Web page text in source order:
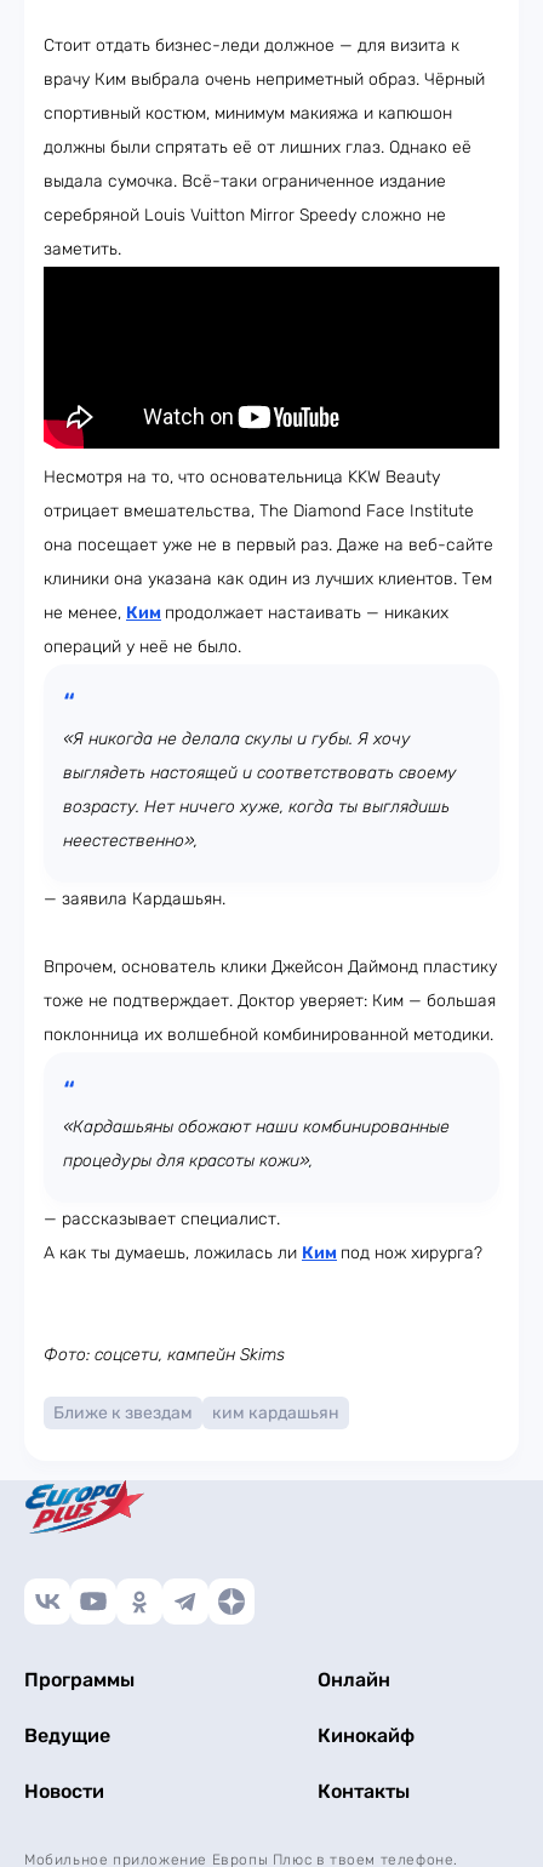
Стоит отдать бизнес-леди должное — для визита к
врачу Ким выбрала очень неприметный образ. Чёрный
спортивный костюм, минимум макияжа и капюшон
должны были спрятать её от лишних глаз. Однако её
выдала сумочка. Всё-таки ограниченное издание
серебряной Louis Vuitton Mirror Speedy сложно не
заметить.
Несмотря на то, что основательница KKW Beauty
отрицает вмешательства, The Diamond Face Institute
она посещает уже не в первый раз. Даже на веб-сайте
клиники она указана как один из лучших клиентов. Тем
не менее, Ким продолжает настаивать — никаких
операций у неё не было.
«Я никогда не делала скулы и губы. Я хочу
выглядеть настоящей и соответствовать своему
возрасту. Нет ничего хуже, когда ты выглядишь
неестественно»,
— заявила Кардашьян.
Впрочем, основатель клики Джейсон Даймонд пластику
тоже не подтверждает. Доктор уверяет: Ким — большая
поклонница их волшебной комбинированной методики.
«Кардашьяны обожают наши комбинированные
процедуры для красоты кожи»,
— рассказывает специалист.
А как ты думаешь, ложилась ли Ким под нож хирурга?
Фото: соцсети, кампейн Skims
Ближе к звездам ким кардашьян
Программы Онлайн
Ведущие Кинокайф
Новости Контакты
Мобильное приложение Европы Плюс в твоем телефоне.